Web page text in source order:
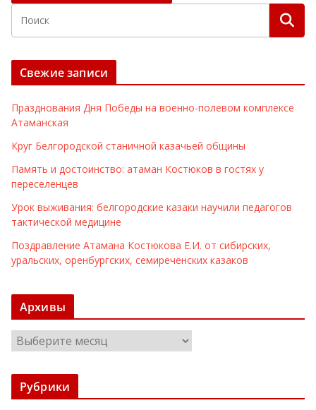
Свежие записи
Празднования Дня Победы на военно-полевом комплексе
Атаманская
Круг Белгородской станичной казачьей общины
Память и достоинство: атаман Костюков в гостях у
переселенцев
Урок выживания: белгородские казаки научили педагогов
тактической медицине
Поздравление Атамана Костюкова Е.И. от сибирских,
уральских, оренбургских, семиреченских казаков
Архивы
р
х
Рубрики